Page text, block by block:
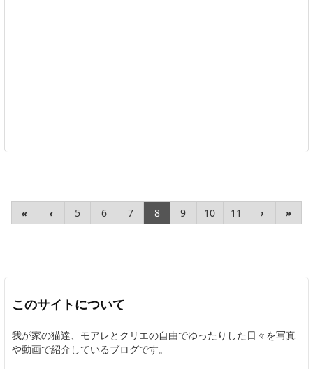
« ‹ 5 6 7 8 9 10 11 › »
このサイトについて
我が家の猫達、モアレとクリエの自由でゆったりした日々を写真
や動画で紹介しているブログです。